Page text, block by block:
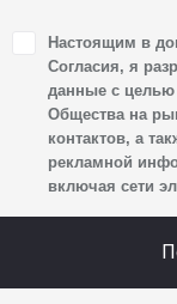
1. Настоящим я
своих
фамилии,
и адрес
о
к автомобилю(-
сайта,
Настоящим в
Согласия, я
данные с целью
Общества на
контактов, а
рекламной
включая сети